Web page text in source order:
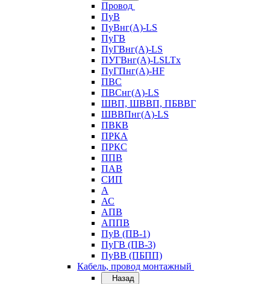
Провод
ПуВ
ПуВнг(А)-LS
ПуГВ
ПуГВнг(А)-LS
ПУГВнг(А)-LSLTx
ПуГПнг(А)-HF
ПВС
ПВСнг(А)-LS
ШВП, ШВВП, ПБВВГ
ШВВПнг(А)-LS
ПВКВ
ПРКА
ПРКС
ППВ
ПАВ
СИП
А
АС
АПВ
АППВ
ПуВ (ПВ-1)
ПуГВ (ПВ-3)
ПуВВ (ПБПП)
Кабель, провод монтажный
Назад